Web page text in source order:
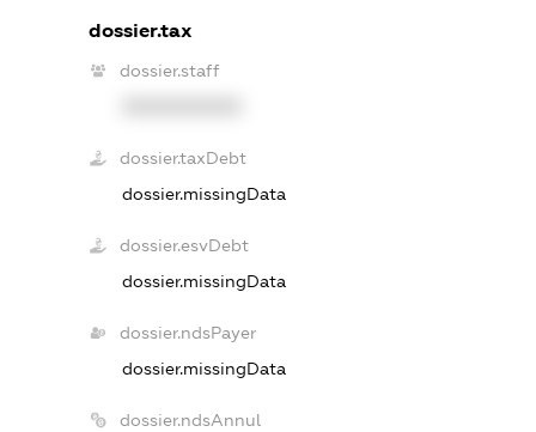
dossier.tax
dossier.staff
dossier.taxDebt
dossier.missingData
dossier.esvDebt
dossier.missingData
dossier.ndsPayer
dossier.missingData
dossier.ndsAnnul